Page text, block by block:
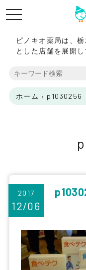
toggle
ピノキオ薬局は、
とした店舗を展開
ホーム › p1030256
2017
12/06